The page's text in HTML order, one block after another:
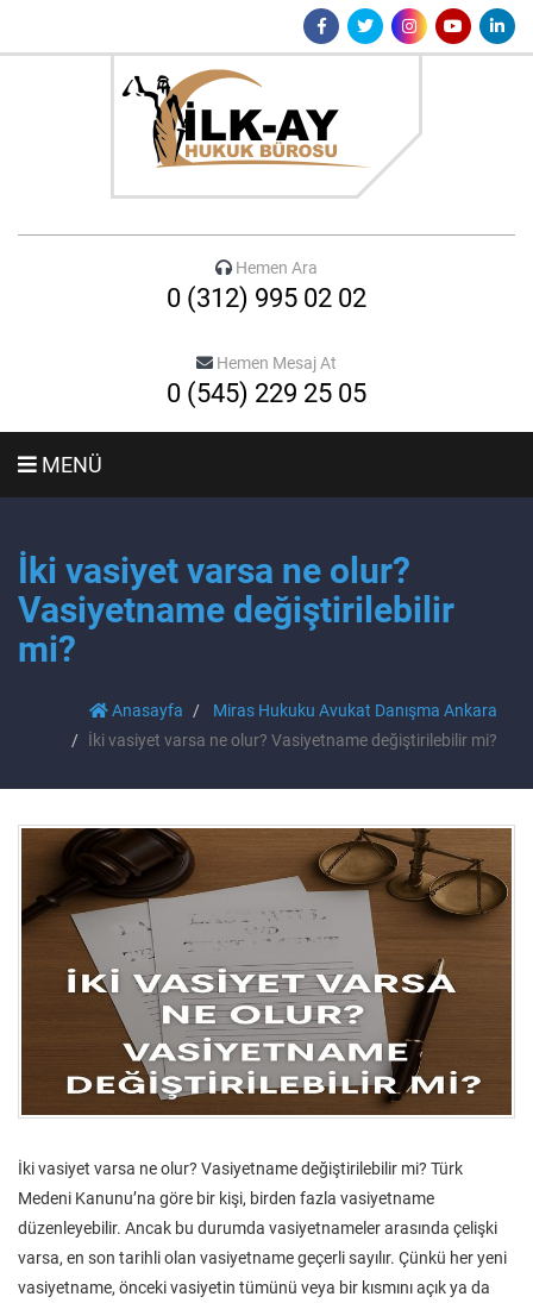
Hemen Ara
0 (312) 995 02 02
Hemen Mesaj At
0 (545) 229 25 05
MENÜ
İki vasiyet varsa ne olur?
Vasiyetname değiştirilebilir
mi?
Anasayfa
Miras Hukuku Avukat Danışma Ankara
İki vasiyet varsa ne olur? Vasiyetname değiştirilebilir mi?
İki vasiyet varsa ne olur? Vasiyetname değiştirilebilir mi? Türk
Medeni Kanunu’na göre bir kişi, birden fazla vasiyetname
düzenleyebilir. Ancak bu durumda vasiyetnameler arasında çelişki
varsa, en son tarihli olan vasiyetname geçerli sayılır. Çünkü her yeni
vasiyetname, önceki vasiyetin tümünü veya bir kısmını açık ya da